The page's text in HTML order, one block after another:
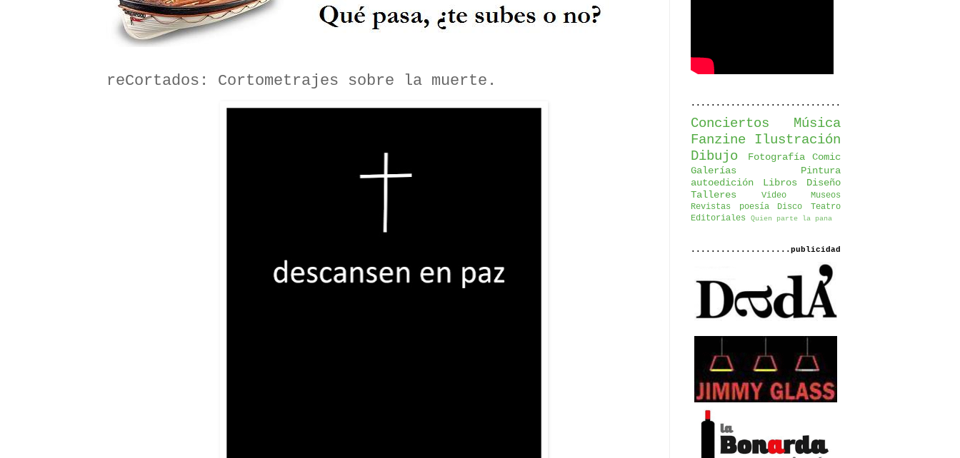
reCortados: Cortometrajes sobre la muerte.
..............................
Conciertos
Música
Fanzine
Ilustración
Dibujo
Fotografía
Comic
Galerías
Pintura
autoedición
Libros
Diseño
Talleres
Video
Museos
Revistas
poesía Disco
Teatro
Editoriales
Quien parte la pana
....................publicidad